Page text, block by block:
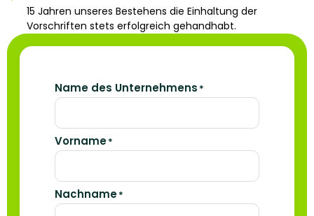
15 Jahren unseres Bestehens die Einhaltung der
Vorschriften stets erfolgreich gehandhabt.
Name des Unternehmens *
Vorname*
Nachname*